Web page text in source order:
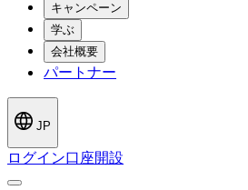
キャンペーン
学ぶ
会社概要
パートナー
JP
ログイン口座開設